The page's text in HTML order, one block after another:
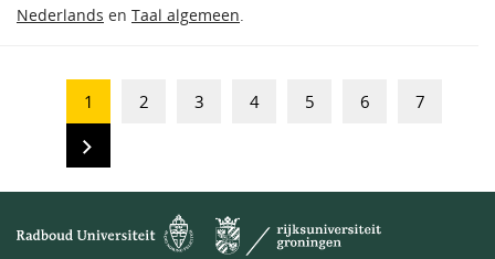
Nederlands en Taal algemeen.
1 2 3 4 5 6 7